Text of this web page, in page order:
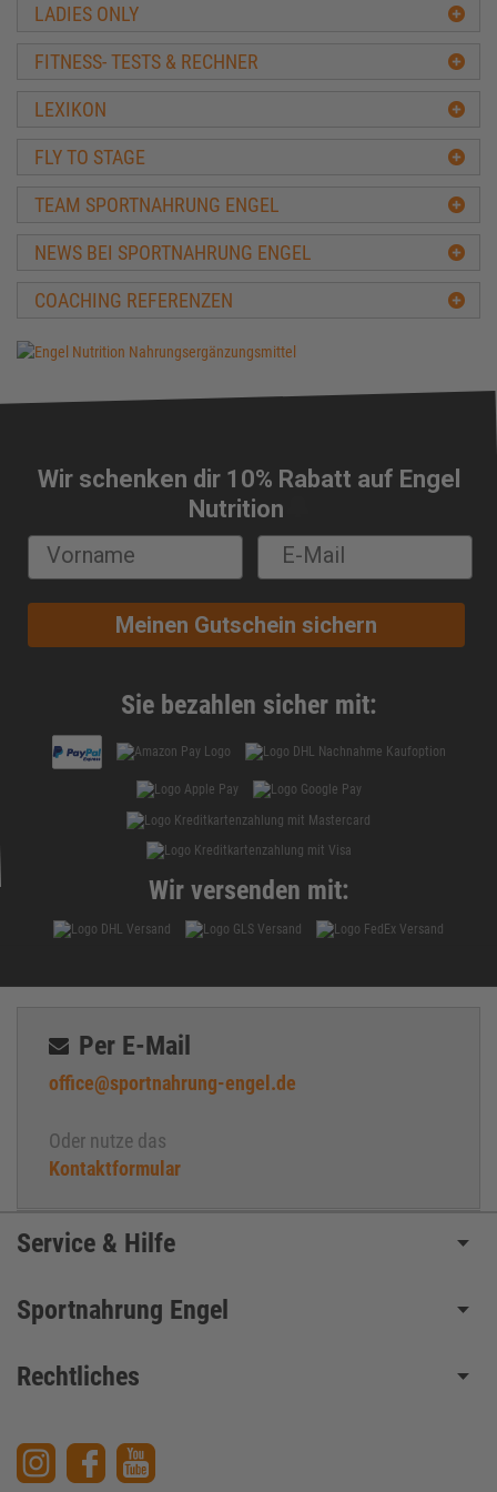
LADIES ONLY
FITNESS- TESTS & RECHNER
LEXIKON
FLY TO STAGE
TEAM SPORTNAHRUNG ENGEL
NEWS BEI SPORTNAHRUNG ENGEL
COACHING REFERENZEN
Wir schenken dir 10% Rabatt auf Engel
Nutrition
Meinen Gutschein sichern
Sie bezahlen sicher mit:
Wir versenden mit:
Per E-Mail
office@sportnahrung-engel.de
Oder nutze das
Kontaktformular
Service & Hilfe
Sportnahrung Engel
Rechtliches